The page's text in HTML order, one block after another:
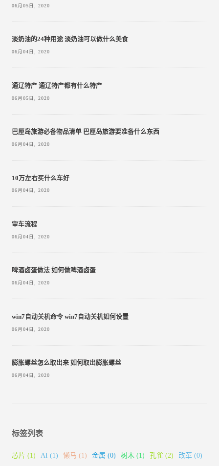
06月05日, 2020
淡奶油的24种用途 淡奶油可以做什么美食
06月04日, 2020
通辽特产 通辽特产都有什么特产
06月05日, 2020
巴厘岛旅游必备物品清单 巴厘岛旅游要准备什么东西
06月04日, 2020
10万左右买什么车好
06月04日, 2020
审车流程
06月04日, 2020
啤酒卤蛋做法 如何做啤酒卤蛋
06月04日, 2020
win7自动关机命令 win7自动关机如何设置
06月04日, 2020
膨胀螺丝怎么取出来 如何取出膨胀螺丝
06月04日, 2020
标签列表
芯片 (1) AI (1) 懒马 (1) 金属 (0) 树木 (1) 孔雀 (2) 改革 (0)